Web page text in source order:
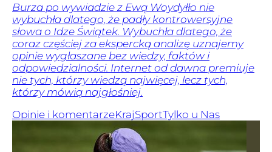
Burza po wywiadzie z Ewą Woydyłło nie
wybuchła dlatego, że padły kontrowersyjne
słowa o Idze Świątek. Wybuchła dlatego, że
coraz częściej za ekspercką analizę uznajemy
opinie wygłaszane bez wiedzy, faktów i
odpowiedzialności. Internet od dawna premiuje
nie tych, którzy wiedzą najwięcej, lecz tych,
którzy mówią najgłośniej.
Opinie i komentarzeKrajSportTylko u Nas